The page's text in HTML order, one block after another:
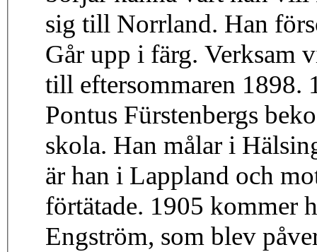
sig till Norrland. Han
Går upp i färg. Verksam
till eftersommaren 1898.
Pontus Fürstenbergs
skola. Han målar i
är han i Lappland och
förtätade. 1905 kommer
Engström, som blev